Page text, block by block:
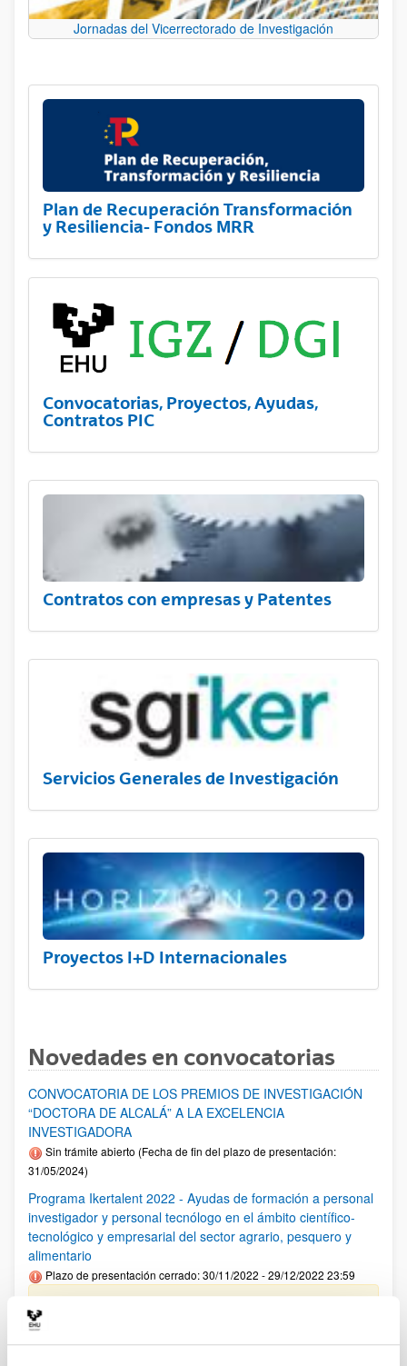
Jornadas del Vicerrectorado de Investigación
Plan de Recuperación Transformación
y Resiliencia- Fondos MRR
Convocatorias, Proyectos, Ayudas,
Contratos PIC
Contratos con empresas y Patentes
Servicios Generales de Investigación
Proyectos I+D Internacionales
Novedades en convocatorias
CONVOCATORIA DE LOS PREMIOS DE INVESTIGACIÓN
“DOCTORA DE ALCALÁ” A LA EXCELENCIA
INVESTIGADORA
Sin trámite abierto (Fecha de fin del plazo de presentación:
31/05/2024)
Programa Ikertalent 2022 - Ayudas de formación a personal
investigador y personal tecnólogo en el ámbito científico-
tecnológico y empresarial del sector agrario, pesquero y
alimentario
Plazo de presentación cerrado: 30/11/2022 - 29/12/2022 23:59
Convocatoria del Programa Posdoctoral de